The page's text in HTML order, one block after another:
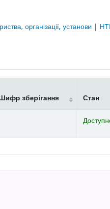
організації, установи |
зберігання Стан